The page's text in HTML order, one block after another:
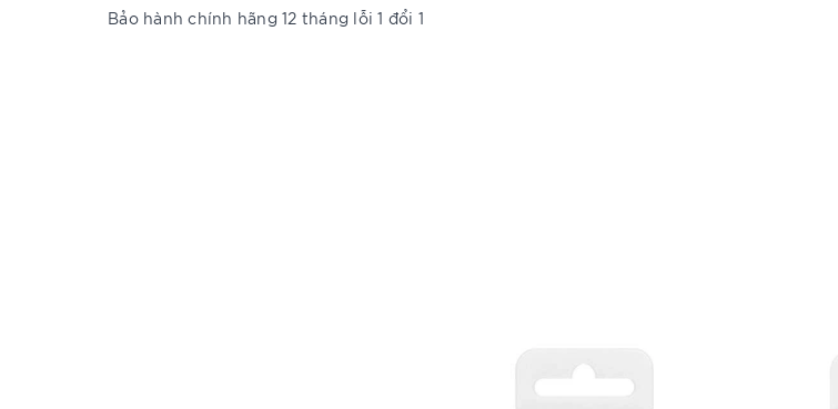
Bảo hành chính hãng 12 tháng lỗi 1 đổi 1